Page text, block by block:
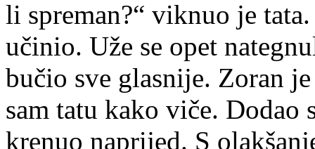
li spreman?“ viknuo je
učinio. Uže se opet
bučio sve glasnije. Zoran
sam tatu kako viče. Dodao
krenuo naprijed. S